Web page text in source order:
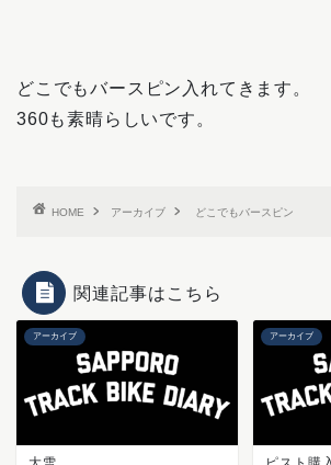
どこでもバースピン入れてきます。
360も素晴らしいです。
HOME アーカイブ どこでもバースピン
関連記事はこちら
アーカイブ アーカイブ